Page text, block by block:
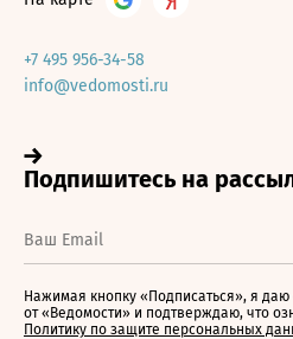
+7 495 956-34-58
info@vedomosti.ru
Нажимая кнопку «Подписаться», я даю
от «Ведомости» и подтверждаю, что
Политику по защите персональных